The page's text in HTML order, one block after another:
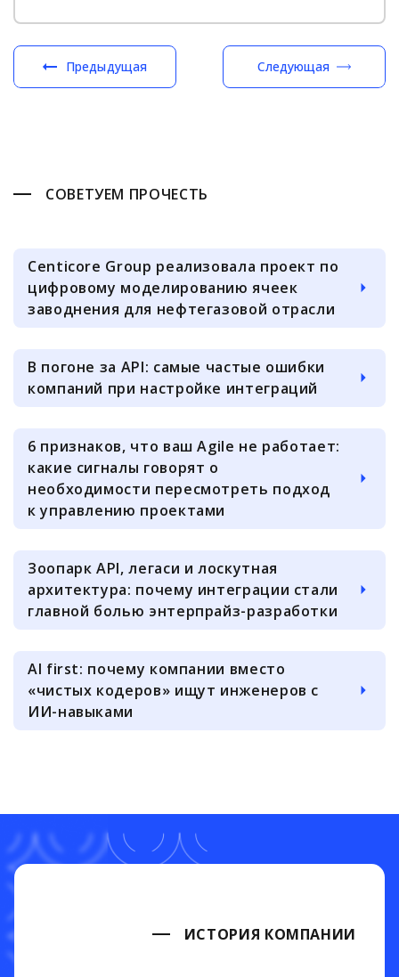
Предыдущая Следующая
СОВЕТУЕМ ПРОЧЕСТЬ
Centicore Group реализовала проект по
цифровому моделированию ячеек
заводнения для нефтегазовой отрасли
В погоне за API: самые частые ошибки
компаний при настройке интеграций
6 признаков, что ваш Agile не работает:
какие сигналы говорят о
необходимости пересмотреть подход
к управлению проектами
Зоопарк API, легаси и лоскутная
архитектура: почему интеграции стали
главной болью энтерпрайз-разработки
AI first: почему компании вместо
«чистых кодеров» ищут инженеров с
ИИ-навыками
ИСТОРИЯ КОМПАНИИ